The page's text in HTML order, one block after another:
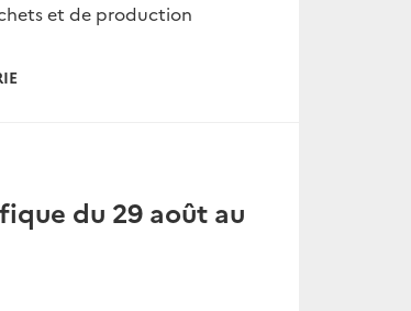
et de production
du 29 août au